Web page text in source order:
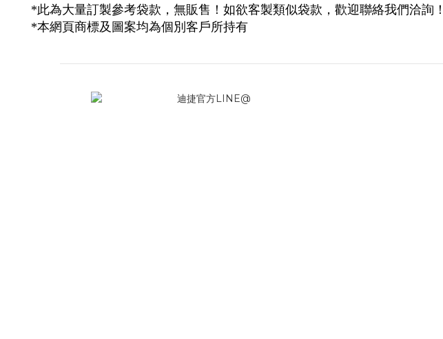
*此為大量訂製參考袋款，無販售！如欲客製類似袋款，歡迎聯絡我們洽詢！
*本網頁商標及圖案均為個別客戶所持有